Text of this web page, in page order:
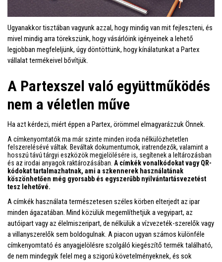
Ugyanakkor tisztában vagyunk azzal, hogy mindig van mit fejleszteni, és
mivel mindig arra törekszünk, hogy vásárlóink igényeinek a lehető
legjobban megfeleljünk, úgy döntöttünk, hogy kínálatunkat a Partex
vállalat termékeivel bővítjük.
A Partexszel való együttműködés
nem a véletlen műve
Ha azt kérdezi, miért éppen a Partex, örömmel elmagyarázzuk Önnek.
A címkenyomtatók ma már szinte minden iroda nélkülözhetetlen
felszerelésévé váltak. Beváltak dokumentumok, iratrendezők, valamint a
hosszú távú tárgyi eszközök megjelölésére is, segítenek a leltározásban
és az irodai anyagok raktározásában. A címkék vonalkódokat vagy QR-
kódokat tartalmazhatnak, ami a szkennerek használatának
köszönhetően még gyorsabb és egyszerűbb nyilvántartásvezetést
tesz lehetővé.
A címkék használata természetesen széles körben elterjedt az ipar
minden ágazatában. Mind közülük megemlíthetjük a vegyipart, az
autóipart vagy az élelmiszeripart, de nélkülük a vízvezeték-szerelők vagy
a villanyszerelők sem boldogulnak. A piacon ugyan számos különféle
címkenyomtató és anyagjelölésre szolgáló kiegészítő termék található,
de nem mindegyik felel meg a szigorú követelményeknek, és sok